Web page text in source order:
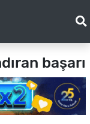
başarı